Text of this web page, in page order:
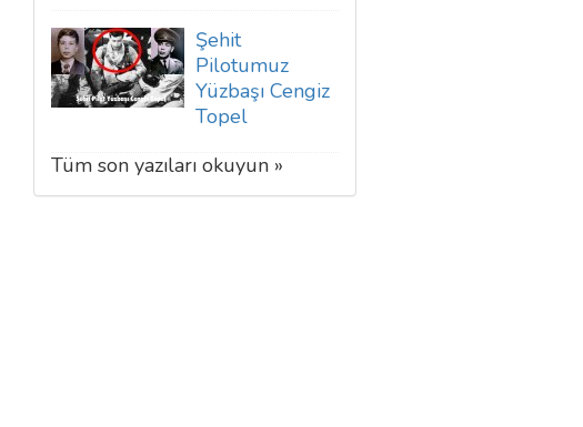
Şehit
Pilotumuz
Yüzbaşı Cengiz
Topel
Tüm son yazıları okuyun »